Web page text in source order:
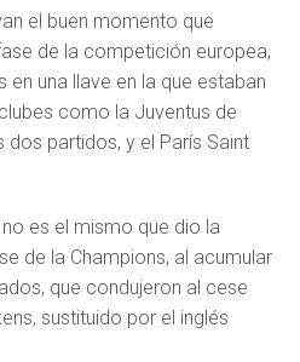
el buen momento que
de la competición europea,
una llave en la que estaban
como la Juventus de
dos partidos, y el París Saint
es el mismo que dio la
de la Champions, al acumular
que condujeron al cese
sustituido por el inglés